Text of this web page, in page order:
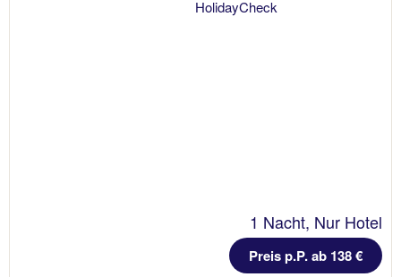
1 Nacht, Nur Hotel
Preis p.P. ab 138 €